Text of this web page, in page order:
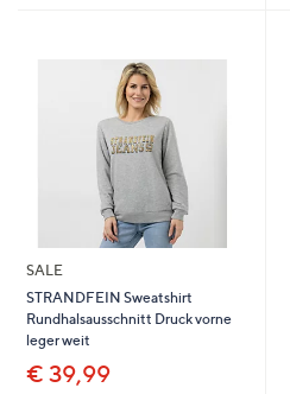
SALE
STRANDFEIN Sweatshirt
Rundhalsausschnitt Druck vorne
leger weit
€ 39,99